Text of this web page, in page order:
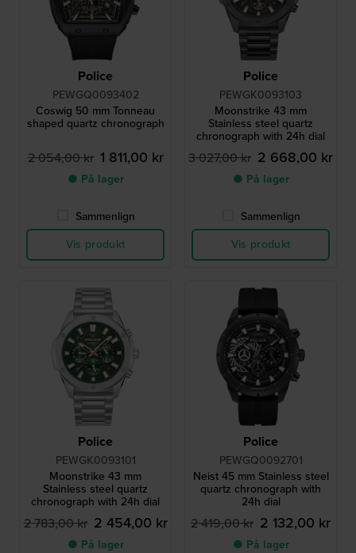
Police
PEWGQ0093402
Coswig 50 mm Tonneau
shaped quartz chronograph
2 054,00 kr 1 811,00 kr
● På lager
Sammenlign
Vis produkt
Police
PEWGK0093103
Moonstrike 43 mm
Stainless steel quartz
chronograph with 24h dial
3 027,00 kr 2 668,00 kr
● På lager
Sammenlign
Vis produkt
Police
PEWGK0093101
Moonstrike 43 mm
Stainless steel quartz
chronograph with 24h dial
2 783,00 kr 2 454,00 kr
● På lager
Police
PEWGQ0092701
Neist 45 mm Stainless steel
quartz chronograph with
24h dial
2 419,00 kr 2 132,00 kr
● På lager